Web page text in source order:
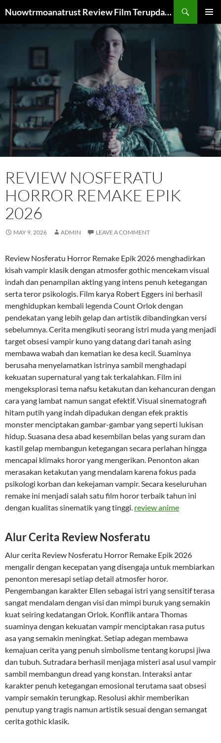
to
Nuowtrmoanatrust Review Film Terupdate dan Terbaru
MENU
REVIEW NOSFERATU
HORROR REMAKE EPIK
2026
MAY 9, 2026 ADMIN LEAVE A COMMENT
Review Nosferatu Horror Remake Epik 2026 menghadirkan
kisah vampir klasik dengan atmosfer gothic mencekam visual
indah dan penampilan akting yang intens penuh ketegangan
serta teror psikologis. Film karya Robert Eggers ini berhasil
menghidupkan kembali legenda Count Orlok dengan
pendekatan yang lebih gelap dan artistik dibandingkan versi
sebelumnya. Cerita mengikuti seorang istri muda yang menjadi
target obsesi vampir kuno yang datang dari tanah asing
membawa wabah dan kematian ke desa kecil. Suaminya
berusaha menyelamatkan istrinya sambil menghadapi
kekuatan supernatural yang tak terkalahkan. Film ini
mengeksplorasi tema nafsu ketakutan dan kehancuran dengan
cara yang lambat namun sangat efektif. Visual sinematografi
hitam putih yang indah dipadukan dengan efek praktis
monster menciptakan gambar-gambar yang seperti lukisan
hidup. Suasana desa abad kesembilan belas yang suram dan
kastil gelap membangun ketegangan secara perlahan hingga
mencapai klimaks horor yang mengerikan. Penonton akan
merasakan ketakutan yang mendalam karena fokus pada
psikologi korban dan kekejaman vampir. Secara keseluruhan
remake ini menjadi salah satu film horor terbaik tahun ini
dengan kualitas sinematik yang tinggi. review anime
Alur Cerita Review Nosferatu
Alur cerita Review Nosferatu Horror Remake Epik 2026
mengalir dengan kecepatan yang disengaja untuk membiarkan
penonton meresapi setiap detail atmosfer horor.
Pengembangan karakter Ellen sebagai istri yang sensitif terasa
sangat mendalam dengan visi dan mimpi buruk yang semakin
kuat seiring kedatangan Orlok. Konflik antara Thomas
suaminya dengan kekuatan vampir menciptakan rasa putus
asa yang semakin meningkat. Setiap adegan membawa
kemajuan cerita yang penuh simbolisme tentang korupsi jiwa
dan tubuh. Sutradara berhasil menjaga misteri asal usul vampir
sambil membangun dread yang konstan. Interaksi antar
karakter penuh ketegangan emosional terutama saat obsesi
vampir semakin terungkap. Resolusi akhir memberikan
penutup yang tragis namun artistik sesuai dengan semangat
cerita gothic klasik.